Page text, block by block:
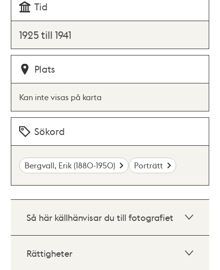
Tid
1925 till 1941
Plats
Kan inte visas på karta
Sökord
Bergvall, Erik (1880-1950) Porträtt
Så här källhänvisar du till fotografiet
Rättigheter